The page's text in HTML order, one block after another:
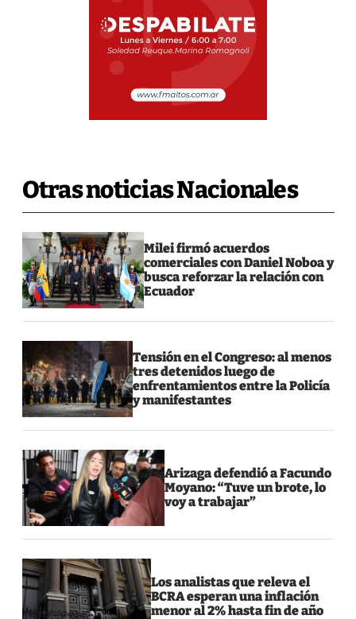
Otras noticias Nacionales
Milei firmó acuerdos
comerciales con Daniel Noboa y
busca reforzar la relación con
Ecuador
Tensión en el Congreso: al menos
tres detenidos luego de
enfrentamientos entre la Policía
y manifestantes
Arizaga defendió a Facundo
Moyano: “Tuve un brote, lo
voy a trabajar”
Los analistas que releva el
BCRA esperan una inflación
menor al 2% hasta fin de año